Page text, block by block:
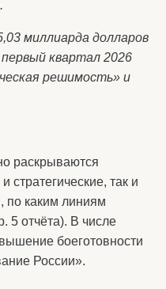
миллиарда долларов
квартал 2026
решимость» и
раскрываются
стратегические, так и
по каким линиям
5 отчёта). В числе
боеготовности
России».